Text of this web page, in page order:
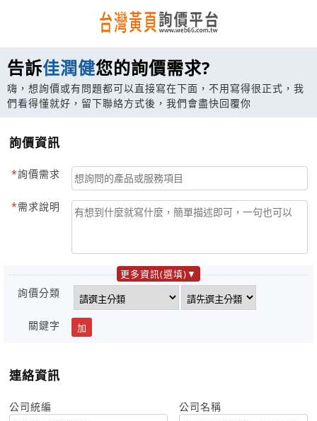
告訴佳潤健您的詢價需求?
嗨，想詢價或有問題都可以直接寫在下面，不用寫得很正式，我
們看得懂就好，留下聯絡方式後，我們會盡快回覆你
詢價資訊
詢價需求
需求說明
更多資訊(選填)
詢價分類
關鍵字 加
連絡資訊
公司統編 公司名稱